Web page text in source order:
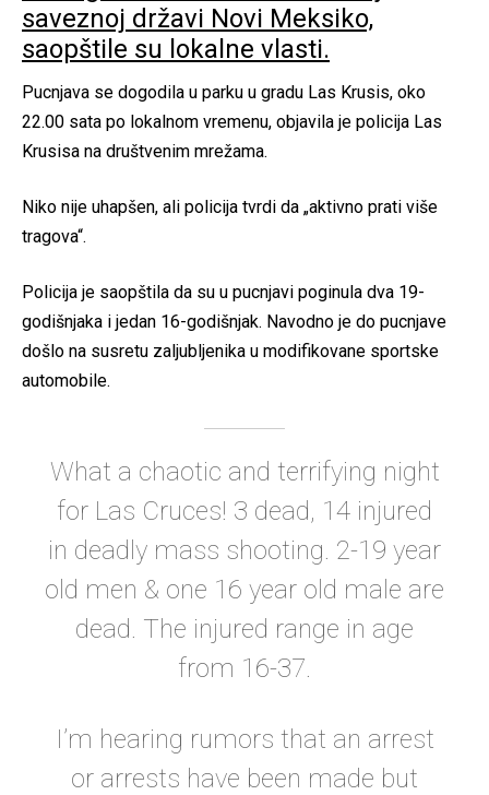
saveznoj državi Novi Meksiko,
saopštile su lokalne vlasti.
Pucnjava se dogodila u parku u gradu Las Krusis, oko
22.00 sata po lokalnom vremenu, objavila je policija Las
Krusisa na društvenim mrežama.
Niko nije uhapšen, ali policija tvrdi da „aktivno prati više
tragova“.
Policija je saopštila da su u pucnjavi poginula dva 19-
godišnjaka i jedan 16-godišnjak. Navodno je do pucnjave
došlo na susretu zaljubljenika u modifikovane sportske
automobile.
What a chaotic and terrifying night
for Las Cruces! 3 dead, 14 injured
in deadly mass shooting. 2-19 year
old men & one 16 year old male are
dead. The injured range in age
from 16-37.
I’m hearing rumors that an arrest
or arrests have been made but